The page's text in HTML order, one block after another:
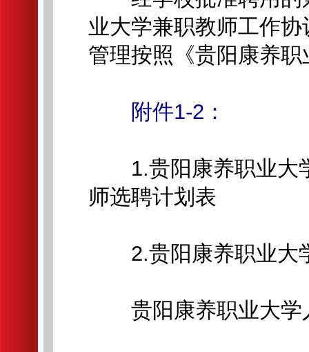
业大学兼职教师工作
管理按照《贵阳康养
附件1-2：
1.贵阳康养职业大
师选聘计划表
2.贵阳康养职业大
贵阳康养职业大学